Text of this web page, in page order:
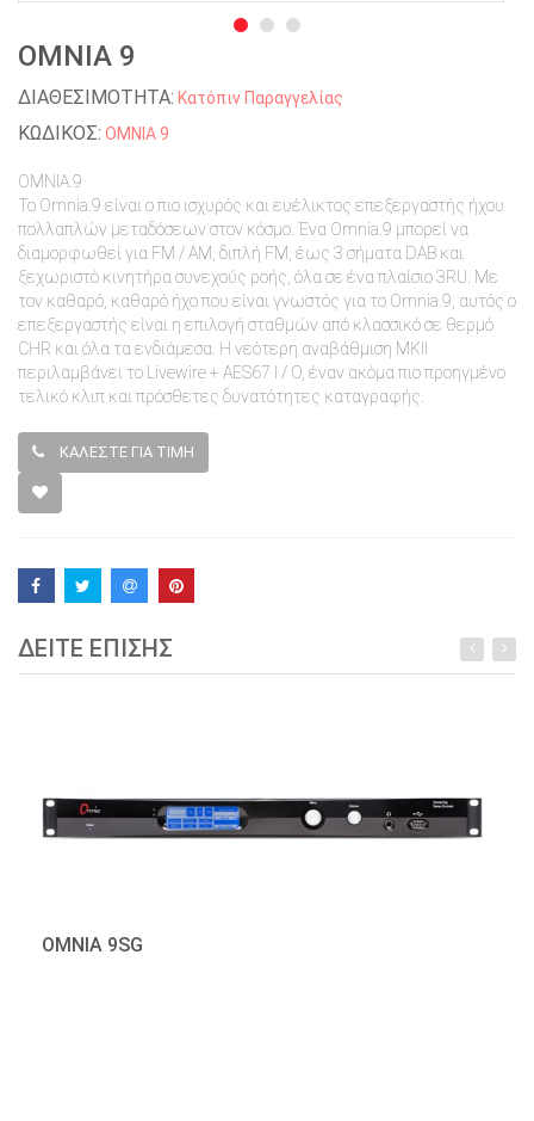
ΟΜΝΙΑ 9
ΔΙΑΘΕΣΙΜΟΤΗΤΑ: Κατόπιν Παραγγελίας
ΚΩΔΙΚΟΣ: ΟΜΝΙΑ 9
OMNIA.9
Το Omnia.9 είναι ο πιο ισχυρός και ευέλικτος επεξεργαστής ήχου
πολλαπλών μεταδόσεων στον κόσμο. Ένα Omnia.9 μπορεί να
διαμορφωθεί για FM / AM, διπλή FM, έως 3 σήματα DAB και
ξεχωριστό κινητήρα συνεχούς ροής, όλα σε ένα πλαίσιο 3RU. Με
τον καθαρό, καθαρό ήχο που είναι γνωστός για το Omnia.9, αυτός ο
επεξεργαστής είναι η επιλογή σταθμών από κλασσικό σε θερμό
CHR και όλα τα ενδιάμεσα. Η νεότερη αναβάθμιση MKII
περιλαμβάνει το Livewire + AES67 I / O, έναν ακόμα πιο προηγμένο
τελικό κλιπ και πρόσθετες δυνατότητες καταγραφής.
ΚΑΛΕΣΤΕ ΓΙΑ ΤΙΜΗ
ΔΕΙΤΕ ΕΠΙΣΗΣ
ΟΜΝΙΑ 9SG